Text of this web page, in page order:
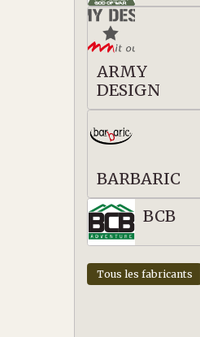
ARMY
DESIGN
BARBARIC
BCB
Tous les fabricants